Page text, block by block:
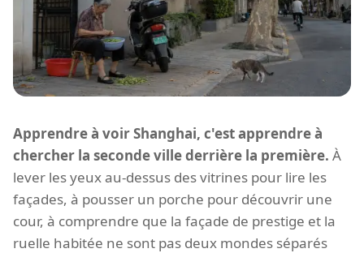
Apprendre à voir Shanghai, c'est apprendre à
chercher la seconde ville derrière la première. À
lever les yeux au-dessus des vitrines pour lire les
façades, à pousser un porche pour découvrir une
cour, à comprendre que la façade de prestige et la
ruelle habitée ne sont pas deux mondes séparés